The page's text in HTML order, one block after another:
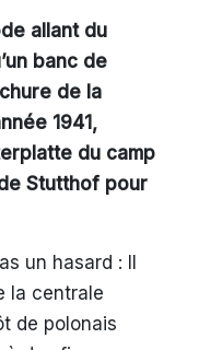
allant du
banc de
de la
1941,
du camp
Stutthof pour
un hasard : Il
la centrale
de polonais